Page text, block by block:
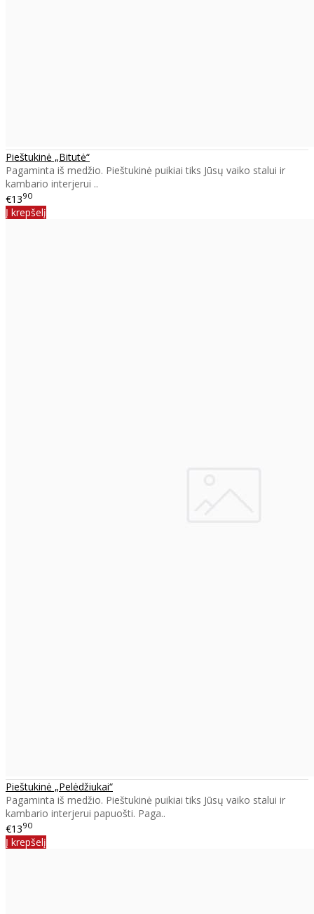
Pieštukinė „Bitutė“
Pagaminta iš medžio. Pieštukinė puikiai tiks Jūsų vaiko stalui ir
kambario interjerui ..
€1390
Į krepšelį
Pieštukinė „Pelėdžiukai“
Pagaminta iš medžio. Pieštukinė puikiai tiks Jūsų vaiko stalui ir
kambario interjerui papuošti. Paga..
€1390
Į krepšelį